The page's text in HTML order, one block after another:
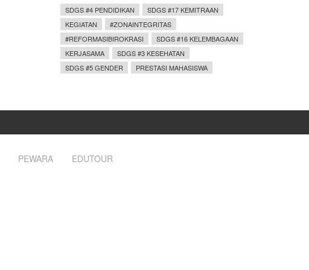
SDGS #4 PENDIDIKAN
SDGS #17 KEMITRAAN
KEGIATAN
#ZONAINTEGRITAS
#REFORMASIBIROKRASI
SDGS #16 KELEMBAGAAN
KERJASAMA
SDGS #3 KESEHATAN
SDGS #5 GENDER
PRESTASI MAHASISWA
PEWARA EDUTOUR